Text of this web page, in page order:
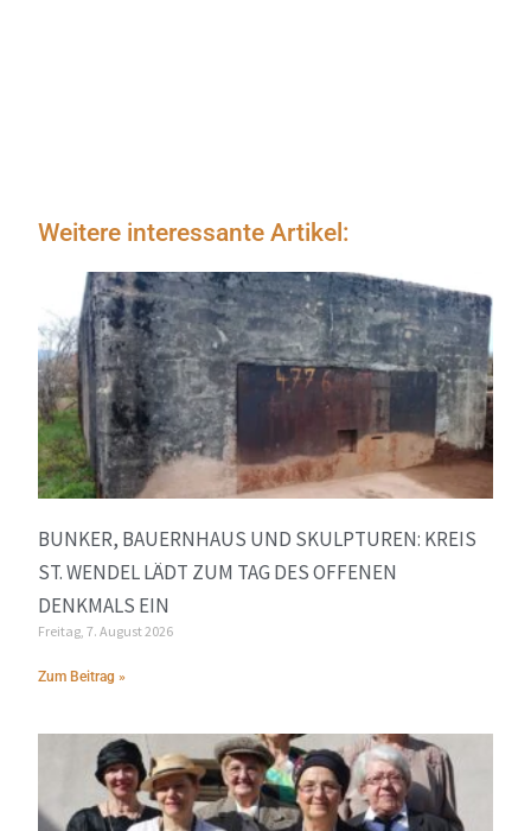
Weitere interessante Artikel:
BUNKER, BAUERNHAUS UND SKULPTUREN: KREIS
ST. WENDEL LÄDT ZUM TAG DES OFFENEN
DENKMALS EIN
Freitag, 7. August 2026
Zum Beitrag »